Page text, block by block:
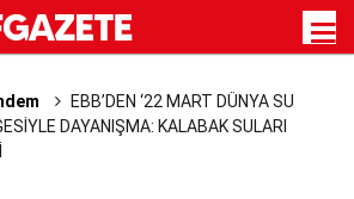
EBB’DEN ‘22 MART DÜNYA SU
DAYANIŞMA: KALABAK SULARI